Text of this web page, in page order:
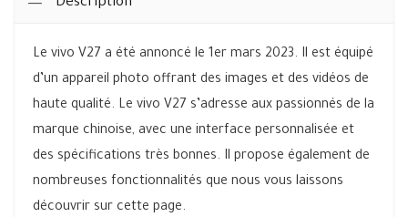
Description
Le vivo V27 a été annoncé le 1er mars 2023. Il est équipé
d’un appareil photo offrant des images et des vidéos de
haute qualité. Le vivo V27 s’adresse aux passionnés de la
marque chinoise, avec une interface personnalisée et
des spécifications très bonnes. Il propose également de
nombreuses fonctionnalités que nous vous laissons
découvrir sur cette page.